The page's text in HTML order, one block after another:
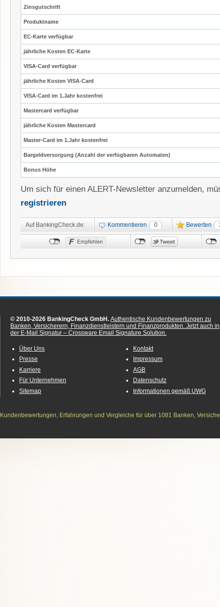
Zinsgutschrift
Produktname
EC-Karte verfügbar
jährliche Kosten EC-Karte
VISA-Card verfügbar
jährliche Kosten VISA-Card
VISA-Card im 1.Jahr kostenfrei
Mastercard verfügbar
jährliche Kosten Mastercard
Master-Card im 1.Jahr kostenfrei
Bargeldversorgung (Anzahl der verfügbaren Automaten)
Bonus Höhe
Um sich für einen ALERT-Newsletter anzumelden,
registrieren
Auf BankingCheck.de: Kommentieren 0 Bewerten
© 2010-2026 BankingCheck GmbH. Authentische Kundenbewertungen zu
Banken, Versicherern, Finanzdienstleistern und Finanzprodukten. Jetzt auch in
der E-Mail Signatur – Crossware Email Signature Solution.
Über Uns
Presse
Karriere
Für Unternehmen
Sitemap
Kontakt
Impressum
AGB
Datenschutz
Informationen gemäß UWG
Kundenbewertungen, Erfahrungen und Vergleiche für über 1081 Banken,